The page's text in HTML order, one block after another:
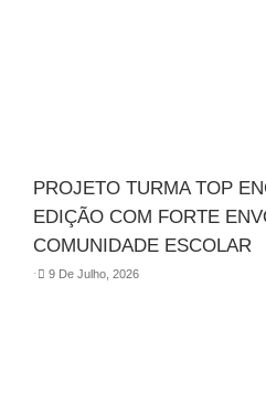
PROJETO TURMA TOP
EDIÇÃO COM FORTE
COMUNIDADE ESCOLAR
⋅ 9 De Julho, 2026